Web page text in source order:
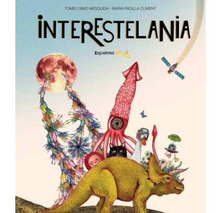
AFEGEIX A LA CISTELLA
DETALLS